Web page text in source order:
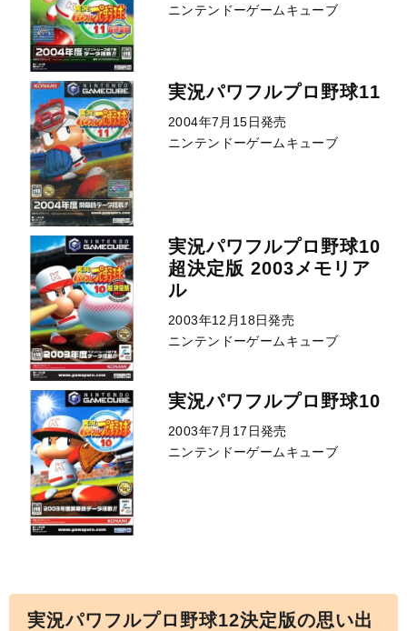
ニンテンドーゲームキューブ
実況パワフルプロ野球11
2004年7月15日発売
ニンテンドーゲームキューブ
実況パワフルプロ野球10
超決定版 2003メモリア
ル
2003年12月18日発売
ニンテンドーゲームキューブ
実況パワフルプロ野球10
2003年7月17日発売
ニンテンドーゲームキューブ
実況パワフルプロ野球12決定版の思い出